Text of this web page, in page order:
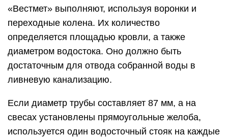
«Вестмет» выполняют, используя воронки и
переходные колена. Их количество
определяется площадью кровли, а также
диаметром водостока. Оно должно быть
достаточным для отвода собранной воды в
ливневую канализацию.
Если диаметр трубы составляет 87 мм, а на
свесах установлены прямоугольные желоба,
используется один водосточный стояк на каждые